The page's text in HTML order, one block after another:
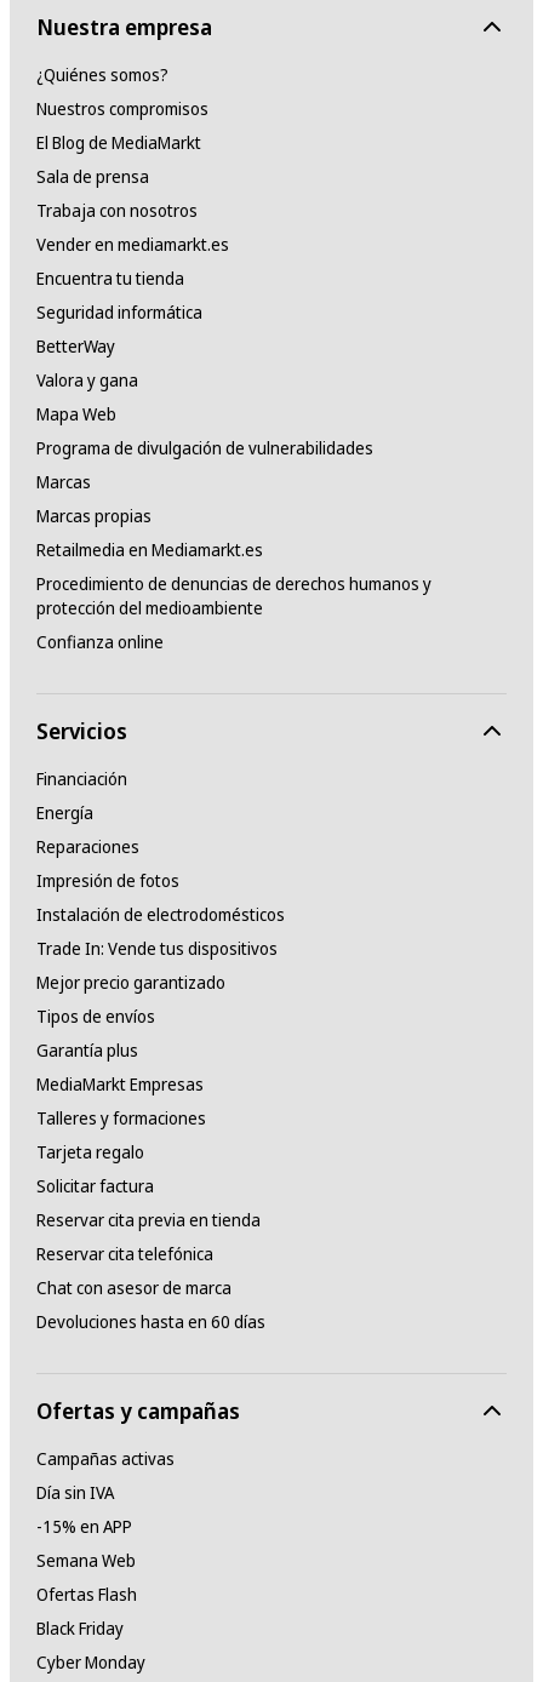
Nuestra empresa
¿Quiénes somos?
Nuestros compromisos
El Blog de MediaMarkt
Sala de prensa
Trabaja con nosotros
Vender en mediamarkt.es
Encuentra tu tienda
Seguridad informática
BetterWay
Valora y gana
Mapa Web
Programa de divulgación de vulnerabilidades
Marcas
Marcas propias
Retailmedia en Mediamarkt.es
Procedimiento de denuncias de derechos humanos y
protección del medioambiente
Confianza online
Servicios
Financiación
Energía
Reparaciones
Impresión de fotos
Instalación de electrodomésticos
Trade In: Vende tus dispositivos
Mejor precio garantizado
Tipos de envíos
Garantía plus
MediaMarkt Empresas
Talleres y formaciones
Tarjeta regalo
Solicitar factura
Reservar cita previa en tienda
Reservar cita telefónica
Chat con asesor de marca
Devoluciones hasta en 60 días
Ofertas y campañas
Campañas activas
Día sin IVA
-15% en APP
Semana Web
Ofertas Flash
Black Friday
Cyber Monday